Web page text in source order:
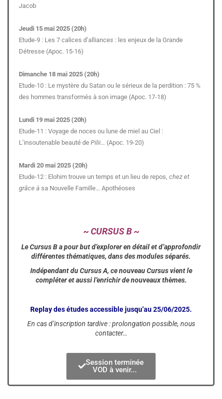
Jacob
Jeudi 15 mai 2025 (20h)
Etude-9 : Les 7 calices d’alliances : les enjeux de la Grande
Détresse (Apoc. 15-16)
Dimanche 18 mai 2025 (20h)
Etude-10 : Le mystère du Satan ou le sérieux de la perdition : 75 %
des hommes transformés à son image (Apoc. 17-18)
Lundi 19 mai 2025 (20h)
Etude-11 : Voyage de noces ou lune de miel au Ciel :
L’insoutenable beauté de Pilii… (Apoc. 19-20)
Mardi 20 mai 2025 (20h)
Etude-12 : Elohim trouve un temps et un lieu de repos, chez et
grâce à sa Nouvelle Famille… Apothéoses
~ CURSUS B ~
Le Cursus B a pour but d’explorer en détail et d’approfondir
différentes thématiques, dans des modules séparés.
Indépendant du Cursus A, ce nouveau Cursus vient le
compléter et aussi l’enrichir de nouveaux thèmes.
Replay des études accessible jusqu’au 25/06/2025.
En cas d’inscription tardive : prolongation possible, nous
contacter…
Session terminée
VOD à venir...